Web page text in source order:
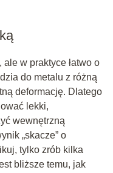
w praktyce łatwo o
do metalu z różną
deformację. Dlatego
lekki,
wewnętrzną
„skacze” o
tylko zrób kilka
bliższe temu, jak